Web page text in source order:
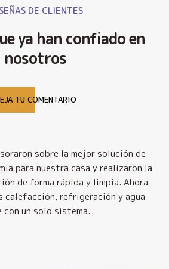
DE CLIENTES
ya han confiado en
nosotros
TU COMENTARIO
sobre la mejor solución de
para nuestra casa y realizaron la
de forma rápida y limpia. Ahora
calefacción, refrigeración y agua
un solo sistema.